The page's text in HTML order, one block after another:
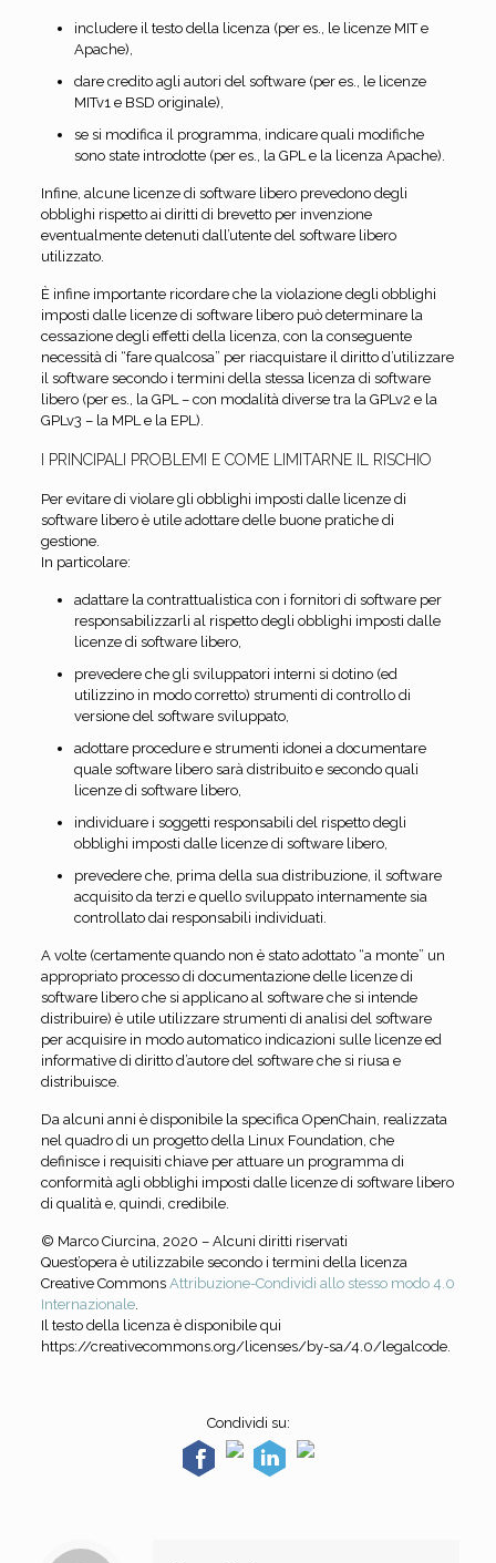
includere il testo della licenza (per es., le licenze MIT e
Apache),
dare credito agli autori del software (per es., le licenze
MITv1 e BSD originale),
se si modifica il programma, indicare quali modifiche
sono state introdotte (per es., la GPL e la licenza Apache).
Infine, alcune licenze di software libero prevedono degli
obblighi rispetto ai diritti di brevetto per invenzione
eventualmente detenuti dall’utente del software libero
utilizzato.
È infine importante ricordare che la violazione degli obblighi
imposti dalle licenze di software libero può determinare la
cessazione degli effetti della licenza, con la conseguente
necessità di “fare qualcosa” per riacquistare il diritto d’utilizzare
il software secondo i termini della stessa licenza di software
libero (per es., la GPL – con modalità diverse tra la GPLv2 e la
GPLv3 – la MPL e la EPL).
I PRINCIPALI PROBLEMI E COME LIMITARNE IL RISCHIO
Per evitare di violare gli obblighi imposti dalle licenze di
software libero è utile adottare delle buone pratiche di
gestione.
In particolare:
adattare la contrattualistica con i fornitori di software per
responsabilizzarli al rispetto degli obblighi imposti dalle
licenze di software libero,
prevedere che gli sviluppatori interni si dotino (ed
utilizzino in modo corretto) strumenti di controllo di
versione del software sviluppato,
adottare procedure e strumenti idonei a documentare
quale software libero sarà distribuito e secondo quali
licenze di software libero,
individuare i soggetti responsabili del rispetto degli
obblighi imposti dalle licenze di software libero,
prevedere che, prima della sua distribuzione, il software
acquisito da terzi e quello sviluppato internamente sia
controllato dai responsabili individuati.
A volte (certamente quando non è stato adottato “a monte” un
appropriato processo di documentazione delle licenze di
software libero che si applicano al software che si intende
distribuire) è utile utilizzare strumenti di analisi del software
per acquisire in modo automatico indicazioni sulle licenze ed
informative di diritto d’autore del software che si riusa e
distribuisce.
Da alcuni anni è disponibile la specifica OpenChain, realizzata
nel quadro di un progetto della Linux Foundation, che
definisce i requisiti chiave per attuare un programma di
conformità agli obblighi imposti dalle licenze di software libero
di qualità e, quindi, credibile.
© Marco Ciurcina, 2020 – Alcuni diritti riservati
Quest’opera è utilizzabile secondo i termini della licenza
Creative Commons Attribuzione-Condividi allo stesso modo 4.0
Internazionale.
Il testo della licenza è disponibile qui
https://creativecommons.org/licenses/by-sa/4.0/legalcode.
Condividi su: